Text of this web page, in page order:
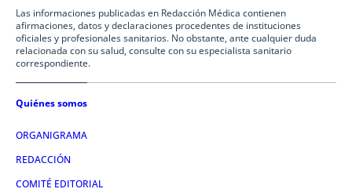
Las informaciones publicadas en Redacción Médica contienen
afirmaciones, datos y declaraciones procedentes de instituciones
oficiales y profesionales sanitarios. No obstante, ante cualquier duda
relacionada con su salud, consulte con su especialista sanitario
correspondiente.
Quiénes somos
ORGANIGRAMA
REDACCIÓN
COMITÉ EDITORIAL